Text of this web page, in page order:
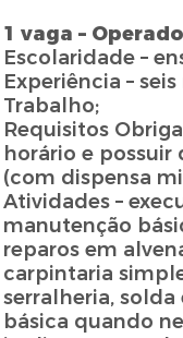
1 vaga –
Escolaridade –
Experiência –
Trabalho;
Requisitos
horário e
(com dispensa
Atividades –
manutenção
reparos em
carpintaria
serralheria,
básica quando